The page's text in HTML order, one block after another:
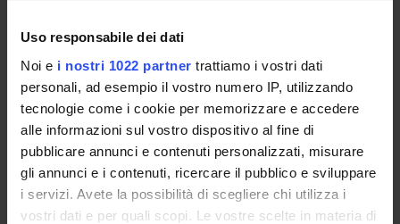
Uso responsabile dei dati
Noi e i nostri 1022 partner trattiamo i vostri dati
personali, ad esempio il vostro numero IP, utilizzando
tecnologie come i cookie per memorizzare e accedere
alle informazioni sul vostro dispositivo al fine di
pubblicare annunci e contenuti personalizzati, misurare
gli annunci e i contenuti, ricercare il pubblico e sviluppare
i servizi. Avete la possibilità di scegliere chi utilizza i
vostri dati e per quali scopi. Le vostre scelte in materia di
ATTIVITÀ
AREE DI RICERCA
GRUPPI DI RICERCA
DOTTORATI DI RICERCA